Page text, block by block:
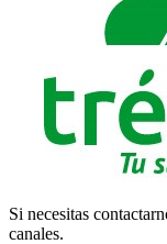
Si necesitas
canales.